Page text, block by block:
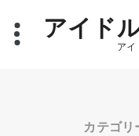
アイド
ア
カテゴ